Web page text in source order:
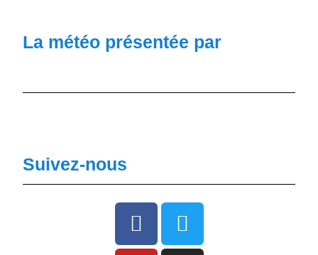
La météo présentée par
Suivez-nous